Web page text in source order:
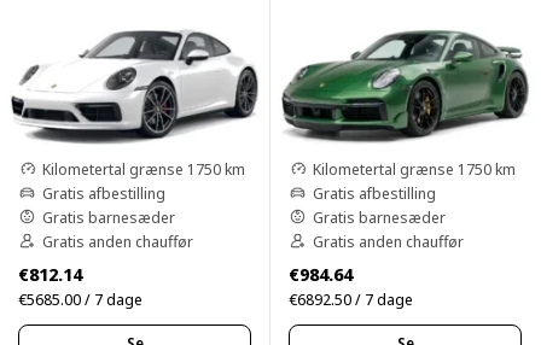
Kilometertal grænse 1750 km
Gratis afbestilling
Gratis barnesæder
Gratis anden chauffør
€812.14
€5685.00 / 7 dage
Kilometertal grænse 1750 km
Gratis afbestilling
Gratis barnesæder
Gratis anden chauffør
€984.64
€6892.50 / 7 dage